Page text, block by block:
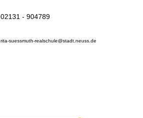
02131 - 904789
rita-suessmuth-realschule@stadt.neuss.de